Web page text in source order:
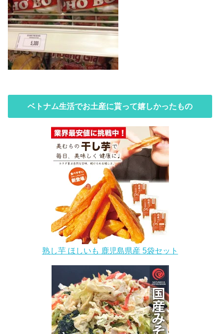
ベトナム生活でお土産に貰って嬉しかったもの
熟し芋 ほしいも 鹿児島県産 5袋セット